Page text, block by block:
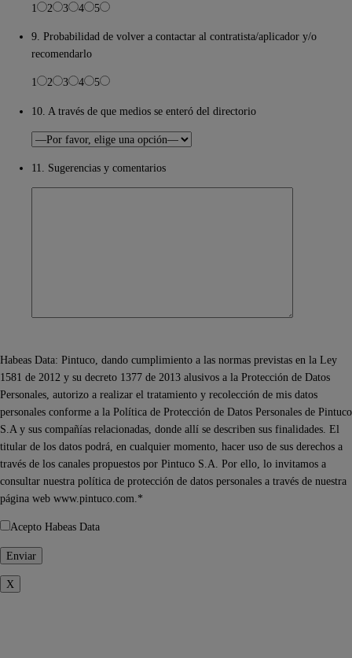
1 2 3 4 5
9. Probabilidad de volver a contactar al contratista/aplicador y/o
recomendarlo
1 2 3 4 5
10. A través de que medios se enteró del directorio
11. Sugerencias y comentarios
Habeas Data: Pintuco, dando cumplimiento a las normas previstas en la Ley
1581 de 2012 y su decreto 1377 de 2013 alusivos a la Protección de Datos
Personales, autorizo a realizar el tratamiento y recolección de mis datos
personales conforme a la Política de Protección de Datos Personales de Pintuco
S.A y sus compañías relacionadas, donde allí se describen sus finalidades. El
titular de los datos podrá, en cualquier momento, hacer uso de sus derechos a
través de los canales propuestos por Pintuco S.A. Por ello, lo invitamos a
consultar nuestra política de protección de datos personales a través de nuestra
página web www.pintuco.com.*
Acepto Habeas Data
X